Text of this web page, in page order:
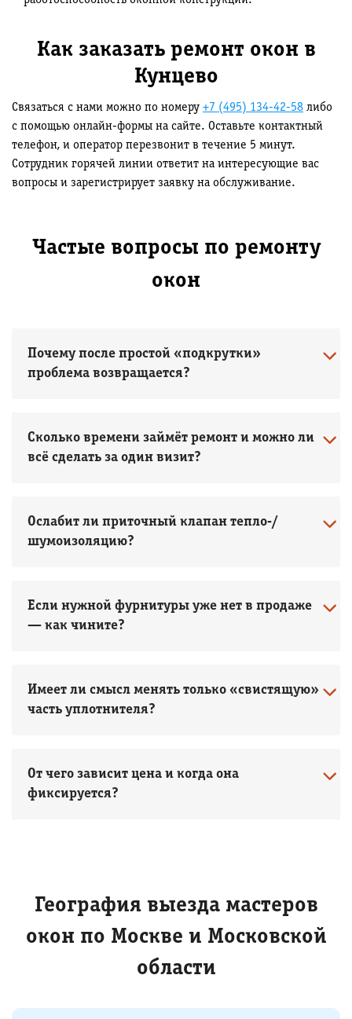
Как заказать ремонт окон в
Кунцево
Связаться с нами можно по номеру +7 (495) 134-42-58 либо
с помощью онлайн-формы на сайте. Оставьте контактный
телефон, и оператор перезвонит в течение 5 минут.
Сотрудник горячей линии ответит на интересующие вас
вопросы и зарегистрирует заявку на обслуживание.
Частые вопросы по ремонту
окон
Почему после простой «подкрутки»
проблема возвращается?
Сколько времени займёт ремонт и можно ли
всё сделать за один визит?
Ослабит ли приточный клапан тепло‑/
шумоизоляцию?
Если нужной фурнитуры уже нет в продаже
— как чините?
Имеет ли смысл менять только «свистящую»
часть уплотнителя?
От чего зависит цена и когда она
фиксируется?
География выезда мастеров
окон по Москве и Московской
области